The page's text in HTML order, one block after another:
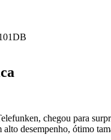
chegou para
desempenho, ótimo